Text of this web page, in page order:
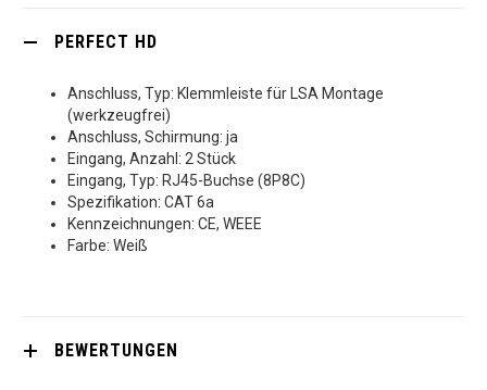
PERFECT HD
Anschluss, Typ: Klemmleiste für LSA Montage
(werkzeugfrei)
Anschluss, Schirmung: ja
Eingang, Anzahl: 2 Stück
Eingang, Typ: RJ45-Buchse (8P8C)
Spezifikation: CAT 6a
Kennzeichnungen: CE, WEEE
Farbe: Weiß
BEWERTUNGEN